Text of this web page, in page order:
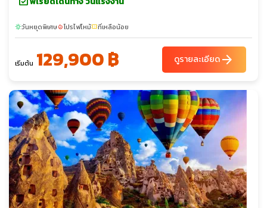
sunnyวันหยุดพิเศษlocal_fire_departmentโปรไฟไหม้confirmation_numberที่เหลือน้อย
เริ่มต้น 129,900 ฿ ดูรายละเอียดarrow_forward